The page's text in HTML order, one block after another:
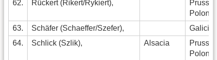
62.
Rückert (Rikert/Rykiert),
Pruss.
Polonia
63.
Schäfer (Schaeffer/Szefer),
Galicia
64.
Schlick (Szlik), Alsacia
Pruss
Polonia